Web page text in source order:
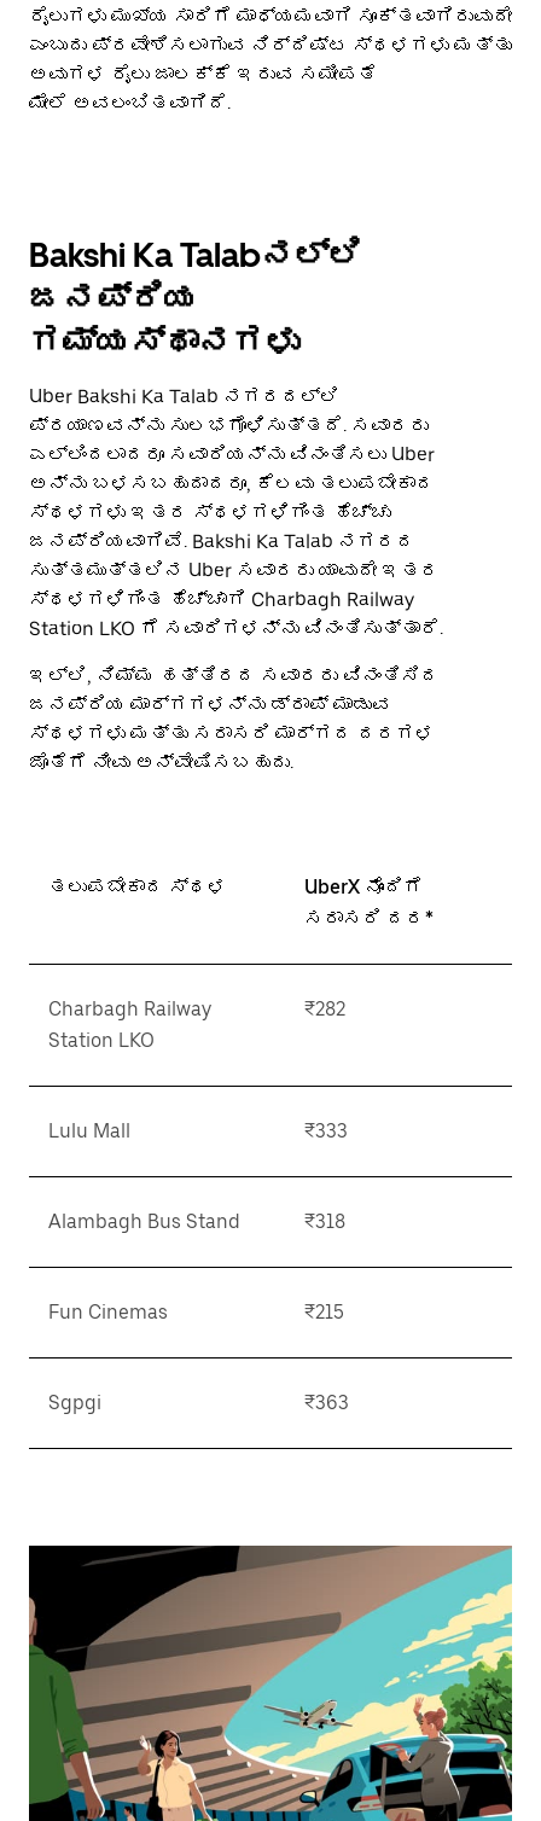
ರೈಲುಗಳು ಮುಖ್ಯ ಸಾರಿಗೆ ಮಾಧ್ಯಮವಾಗಿ ಸೂಕ್ತವಾಗಿರುವುದೇ
ಎಂಬುದು ಪ್ರವೇಶಿಸಲಾಗುವ ನಿರ್ದಿಷ್ಟ ಸ್ಥಳಗಳು ಮತ್ತು
ಅವುಗಳ ರೈಲು ಜಾಲಕ್ಕೆ ಇರುವ ಸಮೀಪತೆ
ಮೇಲೆ ಅವಲಂಬಿತವಾಗಿದೆ.
Bakshi Ka Talabನಲ್ಲಿ
ಜನಪ್ರಿಯ
ಗಮ್ಯಸ್ಥಾನಗಳು
Uber Bakshi Ka Talab ನಗರದಲ್ಲಿ
ಪ್ರಯಾಣವನ್ನು ಸುಲಭಗೊಳಿಸುತ್ತದೆ. ಸವಾರರು
ಎಲ್ಲಿಂದಲಾದರೂ ಸವಾರಿಯನ್ನು ವಿನಂತಿಸಲು Uber
ಅನ್ನು ಬಳಸಬಹುದಾದರೂ, ಕೆಲವು ತಲುಪಬೇಕಾದ
ಸ್ಥಳಗಳು ಇತರ ಸ್ಥಳಗಳಿಗಿಂತ ಹೆಚ್ಚು
ಜನಪ್ರಿಯವಾಗಿವೆ. Bakshi Ka Talab ನಗರದ
ಸುತ್ತಮುತ್ತಲಿನ Uber ಸವಾರರು ಯಾವುದೇ ಇತರ
ಸ್ಥಳಗಳಿಗಿಂತ ಹೆಚ್ಚಾಗಿ Charbagh Railway
Station LKO ಗೆ ಸವಾರಿಗಳನ್ನು ವಿನಂತಿಸುತ್ತಾರೆ.
ಇಲ್ಲಿ, ನಿಮ್ಮ ಹತ್ತಿರದ ಸವಾರರು ವಿನಂತಿಸಿದ
ಜನಪ್ರಿಯ ಮಾರ್ಗಗಳನ್ನು ಡ್ರಾಪ್ ಮಾಡುವ
ಸ್ಥಳಗಳು ಮತ್ತು ಸರಾಸರಿ ಮಾರ್ಗದ ದರಗಳ
ಜೊತೆಗೆ ನೀವು ಅನ್ವೇಷಿಸಬಹುದು.
ತಲುಪಬೇಕಾದ ಸ್ಥಳ
UberX ನೊಂದಿಗೆ
ಸರಾಸರಿ ದರ*
Charbagh Railway
Station LKO
₹282
Lulu Mall ₹333
Alambagh Bus Stand ₹318
Fun Cinemas ₹215
Sgpgi ₹363